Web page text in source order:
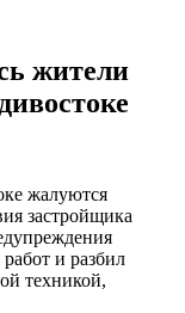
жители
жалуются
застройщика
и разбил
техникой,